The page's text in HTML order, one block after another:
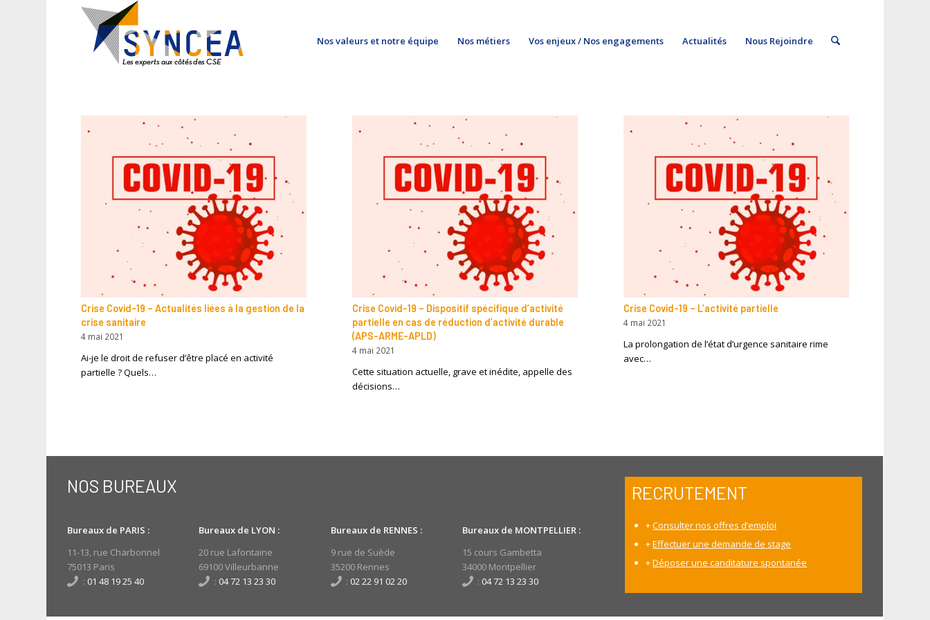
Nos valeurs et notre équipe Nos métiers Vos enjeux / Nos engagements Actualités Nous Rejoindre
Crise Covid-19 – Actualités liées à la gestion de la
crise sanitaire
4 mai 2021
Ai-je le droit de refuser d’être placé en activité
partielle ? Quels…
Crise Covid-19 – Dispositif spécifique d’activité
partielle en cas de réduction d’activité durable
(APS-ARME-APLD)
4 mai 2021
Cette situation actuelle, grave et inédite, appelle des
décisions…
Crise Covid-19 – L’activité partielle
4 mai 2021
La prolongation de l’état d’urgence sanitaire rime
avec…
NOS BUREAUX
Bureaux de PARIS :
11-13, rue Charbonnel
75013 Paris
: 01 48 19 25 40
Bureaux de LYON :
20 rue Lafontaine
69100 Villeurbanne
: 04 72 13 23 30
Bureaux de RENNES :
9 rue de Suède
35200 Rennes
: 02 22 91 02 20
Bureaux de MONTPELLIER :
15 cours Gambetta
34000 Montpellier
: 04 72 13 23 30
RECRUTEMENT
+Consulter nos offres d’emploi
+Effectuer une demande de stage
+Déposer une canditature spontanée